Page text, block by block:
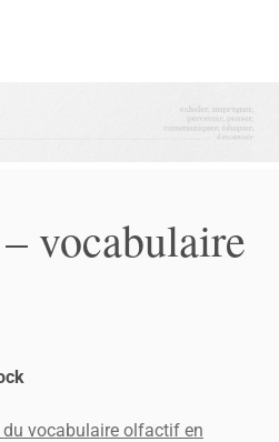
vocabulaire
vocabulaire olfactif en